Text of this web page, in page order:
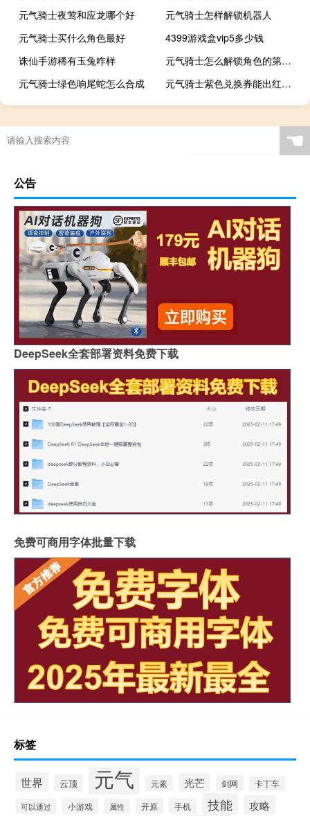
元气骑士夜莺和应龙哪个好
元气骑士怎样解锁机器人
元气骑士买什么角色最好
4399游戏盒vip5多少钱
诛仙手游稀有玉兔咋样
元气骑士怎么解锁角色的第二把武器
元气骑士绿色响尾蛇怎么合成
元气骑士紫色兑换券能出红武吗
☚
公告
DeepSeek全套部署资料免费下载
免费可商用字体批量下载
标签
世界 云顶 元气 元素 光芒 剑网 卡丁车
可以通过 小游戏 属性 开原 手机 技能 攻略